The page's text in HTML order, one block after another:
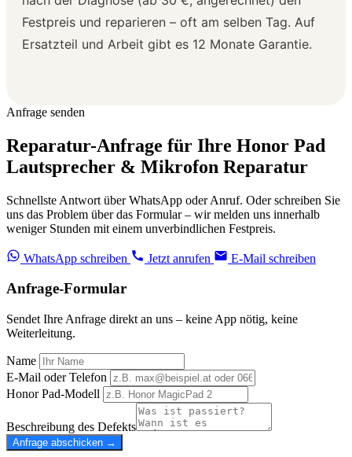
Festpreis und reparieren – oft am selben Tag. Auf
Ersatzteil und Arbeit gibt es 12 Monate Garantie.
Anfrage senden
Reparatur-Anfrage für Ihre Honor Pad
Lautsprecher & Mikrofon Reparatur
Schnellste Antwort über WhatsApp oder Anruf. Oder schreiben Sie
uns das Problem über das Formular – wir melden uns innerhalb
weniger Stunden mit einem unverbindlichen Festpreis.
WhatsApp schreiben Jetzt anrufen E-Mail schreiben
Anfrage-Formular
Sendet Ihre Anfrage direkt an uns – keine App nötig, keine
Weiterleitung.
Name
E-Mail oder Telefon
Honor Pad-Modell
Beschreibung des Defekts
Anfrage abschicken →